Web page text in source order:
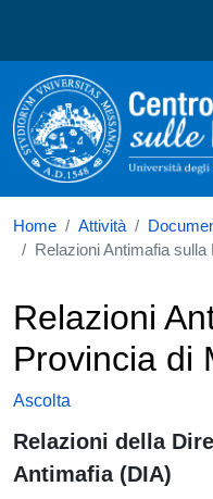
Home Attività
Relazioni Antimafia
Relazioni
Provincia di
Ascolta
Relazioni della
Antimafia (DIA)